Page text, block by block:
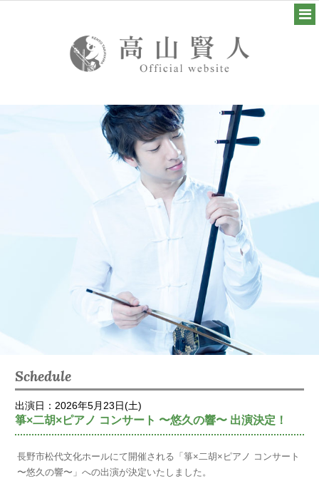
Schedule
出演日：2026年5月23日(土)
箏×二胡×ピアノ コンサート 〜悠久の響〜 出演決定！
長野市松代文化ホールにて開催される「箏×二胡×ピアノ コンサート
〜悠久の響〜」への出演が決定いたしました。